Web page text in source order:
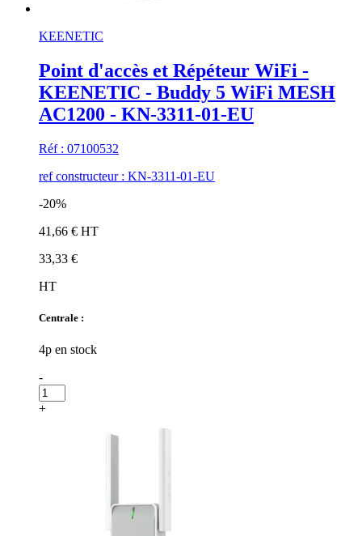
KEENETIC
Point d'accès et Répéteur WiFi -
KEENETIC - Buddy 5 WiFi MESH
AC1200 - KN-3311-01-EU
Réf : 07100532
ref constructeur : KN-3311-01-EU
-20%
41,66 € HT
33,33 €
HT
Centrale :
4p en stock
-
+